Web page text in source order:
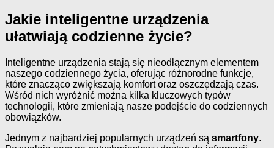
Jakie inteligentne urządzenia
ułatwiają codzienne życie?
Inteligentne urządzenia stają się nieodłącznym elementem
naszego codziennego życia, oferując różnorodne funkcje,
które znacząco zwiększają komfort oraz oszczędzają czas.
Wśród nich wyróżnić można kilka kluczowych typów
technologii, które zmieniają nasze podejście do codziennych
obowiązków.
Jednym z najbardziej popularnych urządzeń są smartfony.